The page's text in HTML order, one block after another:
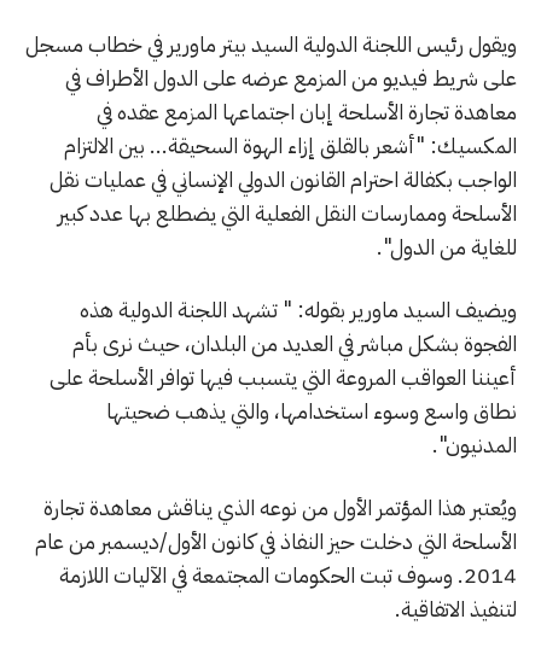
ويقول رئيس اللجنة الدولية السيد بيتر ماورير في خطاب مسجل
على شريط فيديو من المزمع عرضه على الدول الأطراف في
معاهدة تجارة الأسلحة إبان اجتماعها المزمع عقده في
المكسيك: "أشعر بالقلق إزاء الهوة السحيقة... بين الالتزام
الواجب بكفالة احترام القانون الدولي الإنساني في عمليات نقل
الأسلحة وممارسات النقل الفعلية التي يضطلع بها عدد كبير
للغاية من الدول".
ويضيف السيد ماورير بقوله: " تشهد اللجنة الدولية هذه
الفجوة بشكل مباشر في العديد من البلدان، حيث نرى بأم
أعيننا العواقب المروعة التي يتسبب فيها توافر الأسلحة على
نطاق واسع وسوء استخدامها، والتي يذهب ضحيتها
المدنيون".
ويُعتبر هذا المؤتمر الأول من نوعه الذي يناقش معاهدة تجارة
الأسلحة التي دخلت حيز النفاذ في كانون الأول/ديسمبر من عام
2014. وسوف تبت الحكومات المجتمعة في الآليات اللازمة
لتنفيذ الاتفاقية.